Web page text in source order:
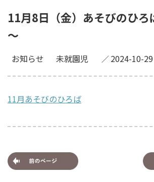
11月8日（金）あそびのひろ
～
お知らせ 未就園児 2024-10-29
11月あそびのひろば